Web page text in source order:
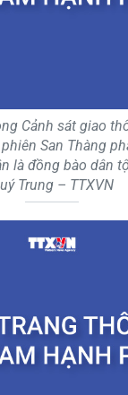
Cảnh sát giao
San Thàng
là đồng bào dân
Trung – TTXVN